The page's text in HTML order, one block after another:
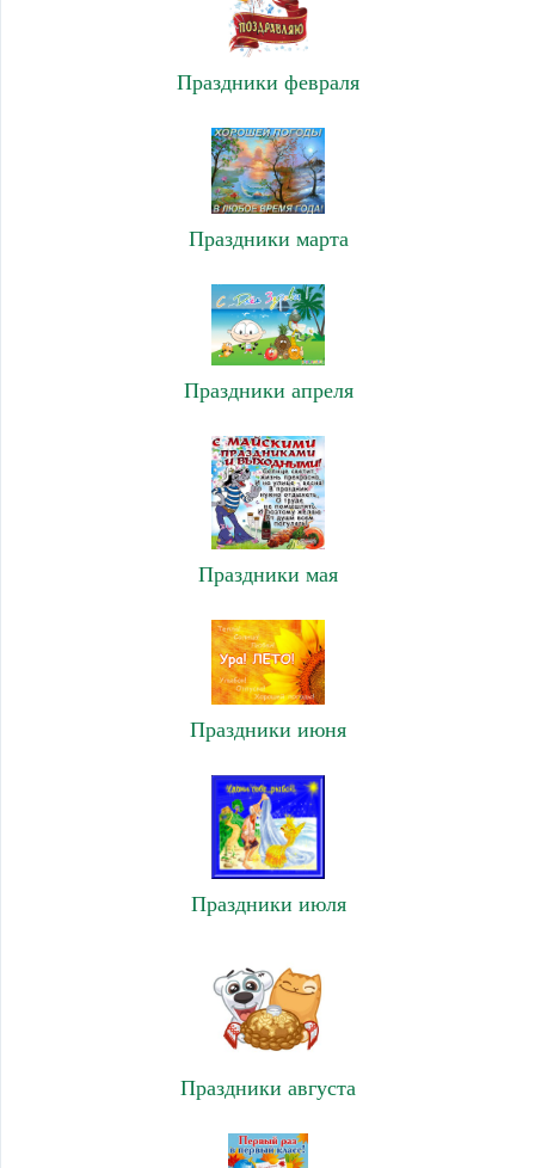
Праздники февраля
Праздники марта
Праздники апреля
Праздники мая
Праздники июня
Праздники июля
Праздники августа